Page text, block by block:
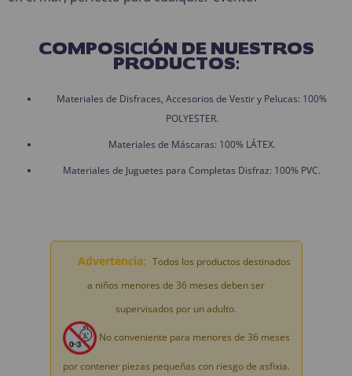
COMPOSICIÓN DE NUESTROS
PRODUCTOS:
Materiales de Disfraces, Accesorios de Vestir y Pelucas: 100%
POLYESTER.
Materiales de Máscaras: 100% LÁTEX.
Materiales de Juguetes para Completas Disfraz: 100% PVC.
Advertencia: Todos los productos destinados
a niños menores de 36 meses deben ser
supervisados por un adulto.
No conveniente para menores de 36 meses
por contener piezas pequeñas con riesgo de asfixia.